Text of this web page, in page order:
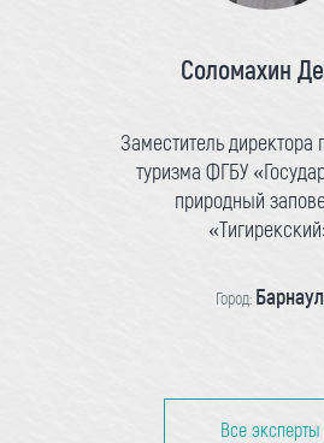
Соломахин
Заместитель директора
туризма ФГБУ
природный
Город: Барнаул
Все эксперты